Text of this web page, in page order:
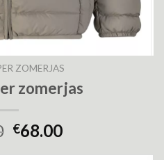
ZOMERJAS
zomerjas
€68.00